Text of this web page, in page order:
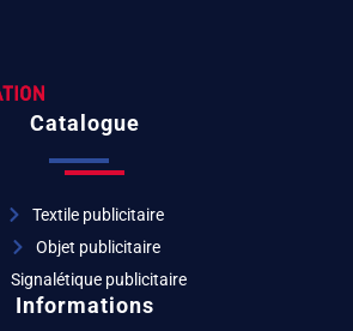
Catalogue
Textile publicitaire
Objet publicitaire
Signalétique publicitaire
Informations